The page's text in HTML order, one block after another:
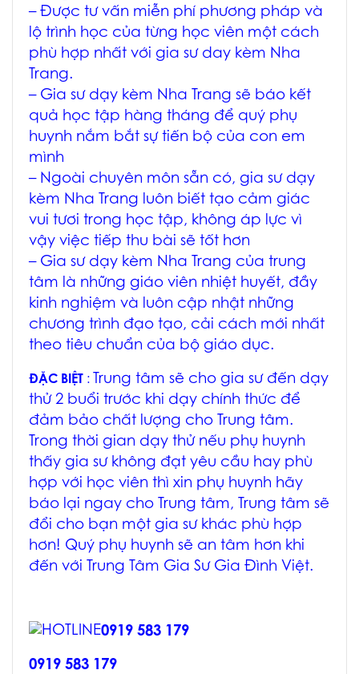
– Được tư vấn miễn phí phương pháp và
lộ trình học của từng học viên một cách
phù hợp nhất với gia sư day kèm Nha
Trang.
– Gia sư dạy kèm Nha Trang sẽ báo kết
quả học tập hàng tháng để quý phụ
huynh nắm bắt sự tiến bộ của con em
mình
– Ngoài chuyên môn sẵn có, gia sư dạy
kèm Nha Trang luôn biết tạo cảm giác
vui tươi trong học tập, không áp lực vì
vậy việc tiếp thu bài sẽ tốt hơn
– Gia sư dạy kèm Nha Trang của trung
tâm là những giáo viên nhiệt huyết, đầy
kinh nghiệm và luôn cập nhật những
chương trình đạo tạo, cải cách mới nhất
theo tiêu chuẩn của bộ giáo dục.
ĐẶC BIỆT : Trung tâm sẽ cho gia sư đến dạy
thử 2 buổi trước khi dạy chính thức để
đảm bảo chất lượng cho Trung tâm.
Trong thời gian dạy thử nếu phụ huynh
thấy gia sư không đạt yêu cầu hay phù
hợp với học viên thì xin phụ huynh hãy
báo lại ngay cho Trung tâm, Trung tâm sẽ
đổi cho bạn một gia sư khác phù hợp
hơn! Quý phụ huynh sẽ an tâm hơn khi
đến với Trung Tâm Gia Sư Gia Đình Việt.
0919 583 179
0919 583 179